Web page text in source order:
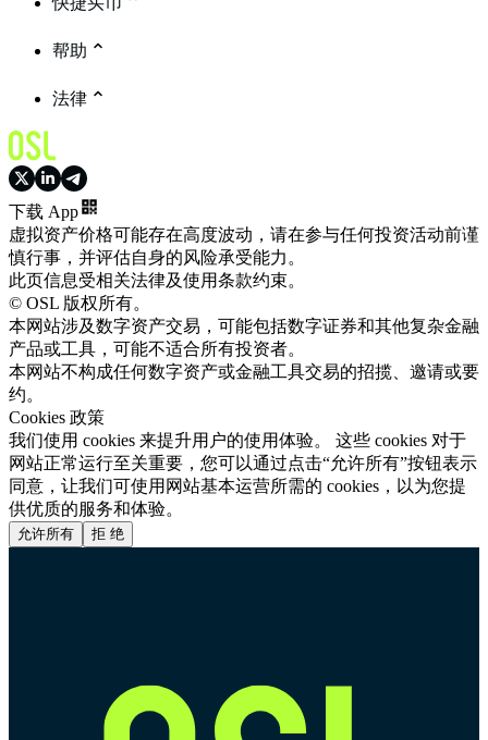
帮助
法律
下载 App
虚拟资产价格可能存在高度波动，请在参与任何投资活动前谨
慎行事，并评估自身的风险承受能力。
此页信息受相关法律及使用条款约束。
© OSL 版权所有。
本网站涉及数字资产交易，可能包括数字证券和其他复杂金融
产品或工具，可能不适合所有投资者。
本网站不构成任何数字资产或金融工具交易的招揽、邀请或要
约。
Cookies 政策
我们使用 cookies 来提升用户的使用体验。 这些 cookies 对于
网站正常运行至关重要，您可以通过点击“允许所有”按钮表示
同意，让我们可使用网站基本运营所需的 cookies，以为您提
供优质的服务和体验。
允许所有 拒 绝